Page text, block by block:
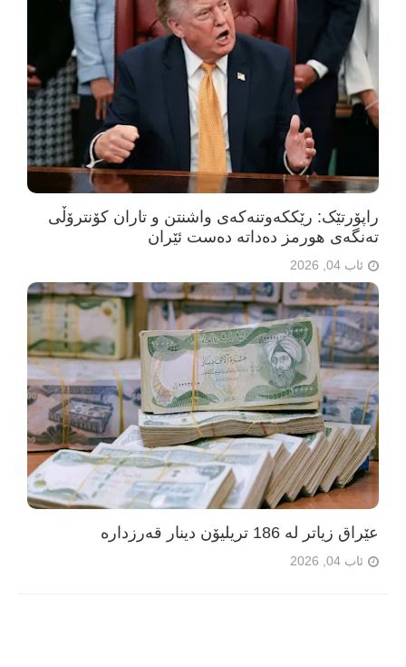
راپۆرتێک: رێککەوتنەکەی واشنتن و تاران کۆنترۆڵی
تەنگەی هورمز دەداتە دەست ئێران
ئاب 04, 2026
عێراق زیاتر لە 186 تریلیۆن دینار قەرزدارە
ئاب 04, 2026